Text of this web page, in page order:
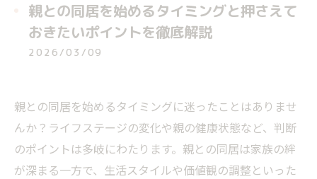
親との同居を始めるタイミングと押さえて
おきたいポイントを徹底解説
2026/03/09
親との同居を始めるタイミングに迷ったことはありませ
んか？ライフステージの変化や親の健康状態など、判断
のポイントは多岐にわたります。親との同居は家族の絆
が深まる一方で、生活スタイルや価値観の調整といった